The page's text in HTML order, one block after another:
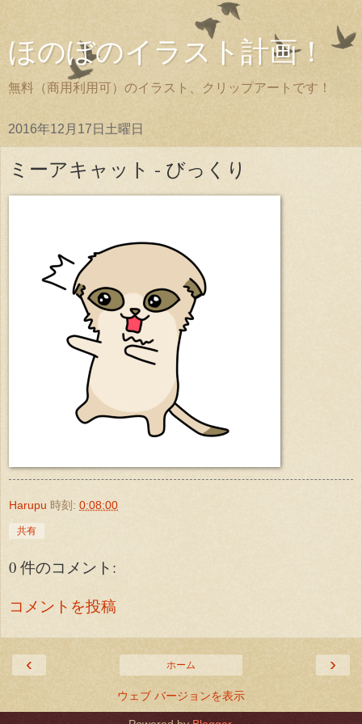
ほのぼのイラスト計画！
無料（商用利用可）のイラスト、クリップアートです！
2016年12月17日土曜日
ミーアキャット - びっくり
Harupu 時刻: 0:08:00
共有
0 件のコメント:
コメントを投稿
‹ ›
ホーム
ウェブ バージョンを表示